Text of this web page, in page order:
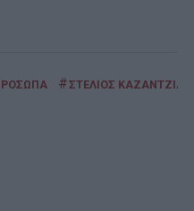
#ΣΤΕΛΙΟΣ